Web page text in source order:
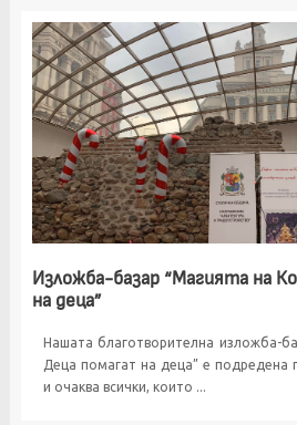
Изложба-базар “Магията на
на деца”
Нашата благотворителна изложба-
Деца помагат на деца” е подредена
и очаква всички, които ...